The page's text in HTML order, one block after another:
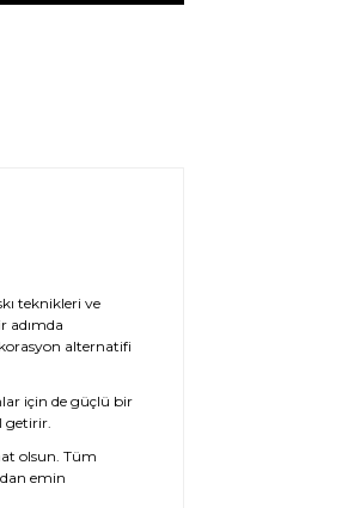
teknikleri ve
adımda
alternatifi
için de güçlü bir
getirir.
olsun. Tüm
emin